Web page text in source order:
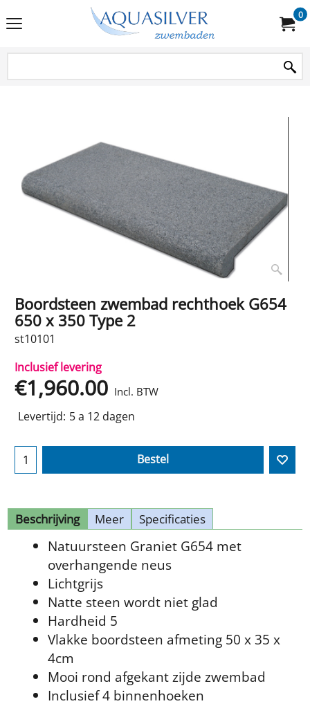
0
Boordsteen zwembad rechthoek G654
650 x 350 Type 2
st10101
Inclusief levering
€1,960.00 Incl. BTW
Levertijd: 5 a 12 dagen
Bestel
Beschrijving Meer Specificaties
Natuursteen Graniet G654 met
overhangende neus
Lichtgrijs
Natte steen wordt niet glad
Hardheid 5
Vlakke boordsteen afmeting 50 x 35 x
4cm
Mooi rond afgekant zijde zwembad
Inclusief 4 binnenhoeken